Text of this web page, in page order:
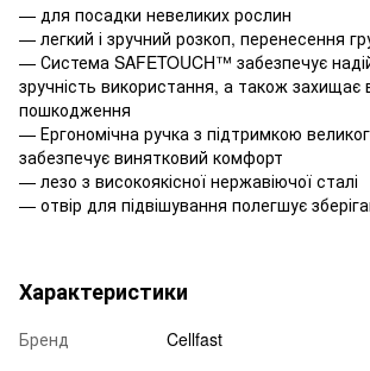
— для посадки невеликих рослин
— легкий і зручний розкоп, перенесення
— Система SAFETOUCH™ забезпечує
зручність використання, а також захищає
пошкодження
— Ергономічна ручка з підтримкою
забезпечує винятковий комфорт
— лезо з високоякісної нержавіючої сталі
— отвір для підвішування полегшує
Характеристики
Бренд Cellfast